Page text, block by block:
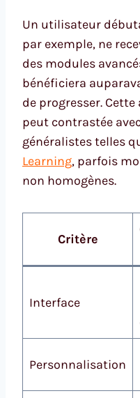
Un utilisateur
par exemple, ne
des modules
bénéficiera
de progresser.
peut contrastée
généralistes telles
Learning, parfois
non homogènes.
Critère
Interface
Personnalisation